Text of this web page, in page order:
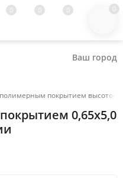
0 0 0 0
Ваш город
покрытием высотой
0,65х5,0